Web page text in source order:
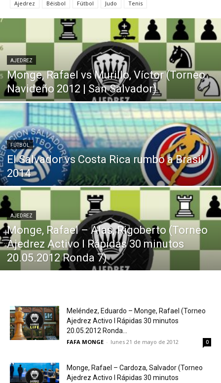
Ajedrez Béisbol Fútbol Judo Tenis
AJEDREZ
Monge, Rafael vs Murillo, Víctor (Torneo
Navideño 2012 | San Salvador)
FÚTBOL
El Salvador vs Costa Rica rumbo a Brasil
2014
AJEDREZ
Monge, Rafael – Alas, Rigoberto (Torneo
Ajedrez Activo I Rápidas 30 minutos
20.05.2012 Ronda 7)
Meléndez, Eduardo – Monge, Rafael (Torneo
Ajedrez Activo I Rápidas 30 minutos
20.05.2012 Ronda...
FAFA MONGE - lunes 21 de mayo de 2012 0
Monge, Rafael – Cardoza, Salvador (Torneo
Ajedrez Activo I Rápidas 30 minutos